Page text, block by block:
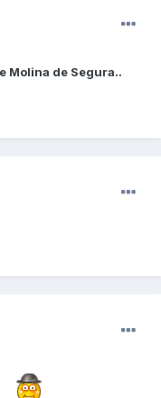
Molina de Segura..